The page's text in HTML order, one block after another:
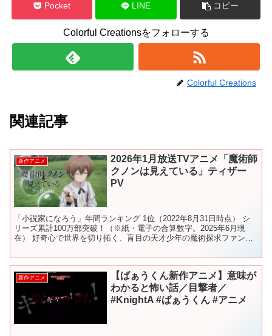
Pocket LINE コピー
Colorful Creationsをフォローする
Colorful Creations
関連記事
新作アニメ
2026年1月放送TVアニメ「魔術師
クノンは見えている」ティザー
PV
「小説家になろう」年間ランキング 1位（2022年8月31日時点） シ
リーズ累計100万部突破！（※紙・電子の合算数字。2025年6月現
在） 好奇心で世界を切り拓く、盲目の天才少年の魔術探求ファンタ
新作アニメ
【ばぁうくん新作アニメ】意味が
わかると怖い話／目撃者／
#KnightA #ばぁうくん #アニメ